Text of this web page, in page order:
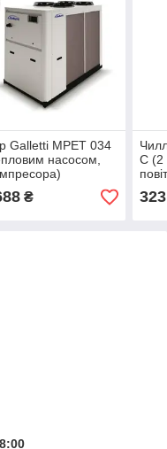
Galletti MPET 034
насосом,
₴
C (2